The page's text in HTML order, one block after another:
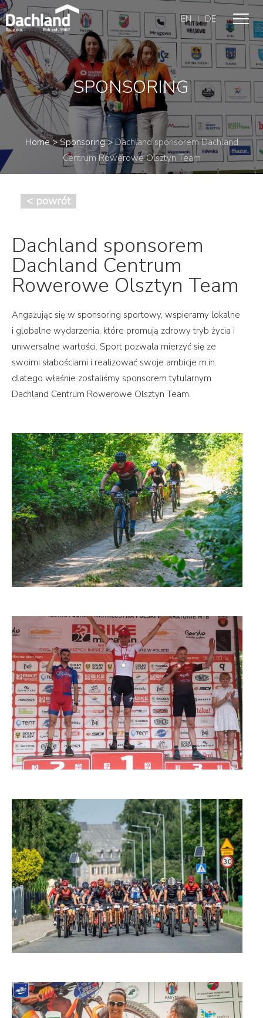
EN | DE
SPONSORING
Home>Sponsoring>Dachland sponsorem Dachland
Centrum Rowerowe Olsztyn Team
< powrót
Dachland sponsorem
Dachland Centrum
Rowerowe Olsztyn Team
Angażując się w sponsoring sportowy, wspieramy lokalne
i globalne wydarzenia, które promują zdrowy tryb życia i
uniwersalne wartości. Sport pozwala mierzyć się ze
swoimi słabościami i realizować swoje ambicje m.in.
dlatego właśnie zostaliśmy sponsorem tytularnym
Dachland Centrum Rowerowe Olsztyn Team.